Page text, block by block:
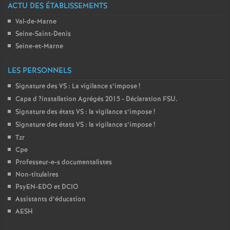
ACTU DES ÉTABLISSEMENTS
Val-de-Marne
Seine-Saint-Denis
Seine-et-Marne
LES PERSONNELS
Signature des VS : La vigilance s’impose!
Capa d ?installation Agrégés 2015 - Déclaration FSU.
Signature des états VS : la vigilance s’impose!
Signature des états VS : la vigilance s’impose!
Tzr
Cpe
Professeur-e-s documentalistes
Non-titulaires
PsyEN-EDO et DCIO
Assistants d’éducation
AESH